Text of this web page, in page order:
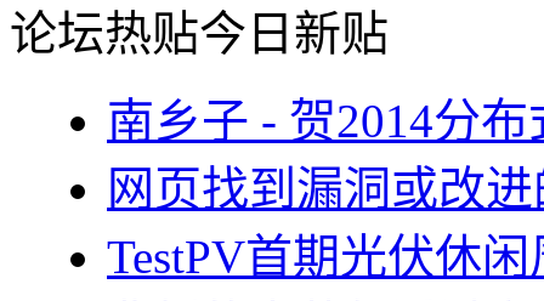
论坛热贴今日新贴
南乡子 - 贺2014分
网页找到漏洞或改
TestPV首期光伏休